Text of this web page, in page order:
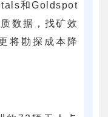
和Goldspot
数据，找矿效
将勘探成本降